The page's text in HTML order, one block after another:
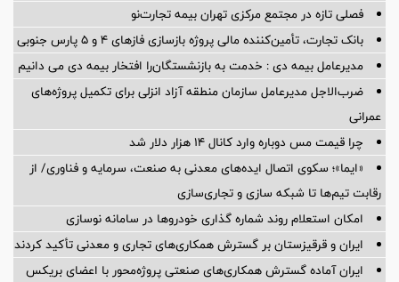
فصلی تازه در مجتمع مرکزی تهران بیمه تجارت‌نو
بانک تجارت، تأمین‌کننده مالی پروژه بازسازی فازهای ۴ و ۵ پارس جنوبی
مدیرعامل بیمه دی : خدمت به بازنشستگان‌را افتخار بیمه دی می دانیم
ضرب‌الاجل مدیرعامل سازمان منطقه آزاد انزلی برای تكمیل پروژه‌های
عمرانی
چرا قیمت مس دوباره وارد کانال ۱۴ هزار دلار شد
«ایما»؛ سکوی اتصال ایده‌های معدنی به صنعت، سرمایه و فناوری/ از
رقابت تیم‌ها تا شبکه سازی و تجاری‌سازی
امکان استعلام روند شماره گذاری خودروها در سامانه نوسازی
ایران و قرقیزستان بر گسترش همکاری‌های تجاری و معدنی تأکید کردند
ایران آماده گسترش همکاری‌های صنعتی پروژه‌محور با اعضای بریکس